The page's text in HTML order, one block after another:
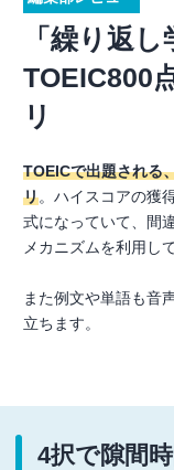
「繰り返
TOEIC800
リ
TOEICで出題される
リ。ハイスコアの獲
式になっていて、間
メカニズムを利用し
また例文や単語も音
立ちます。
4択で隙間